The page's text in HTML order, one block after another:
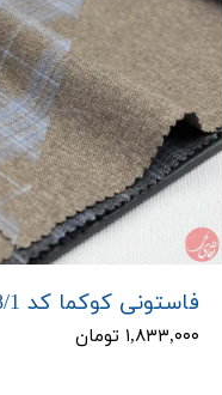
فاستونی کوکما کد 108/1
۱,۸۳۳,۰۰۰ تومان